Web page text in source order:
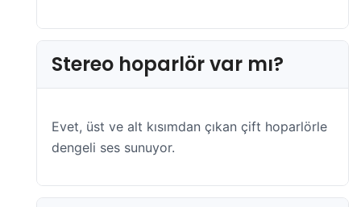
Stereo hoparlör var mı?
Evet, üst ve alt kısımdan çıkan çift hoparlörle
dengeli ses sunuyor.